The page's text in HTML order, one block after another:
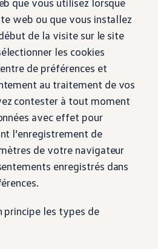
Volkswagen
contrôle rouges
contrôle jaunes
contrôle verts
contrôle bleus
contrôle blancs
XTL
sécurité airbag
applications
les modèles ID.
web ou que vous installez
de la visite sur le site
les cookies
de préférences et
au traitement de vos
contester à tout moment
avec effet pour
l’enregistrement de
de votre navigateur
enregistrés dans
principe les types de